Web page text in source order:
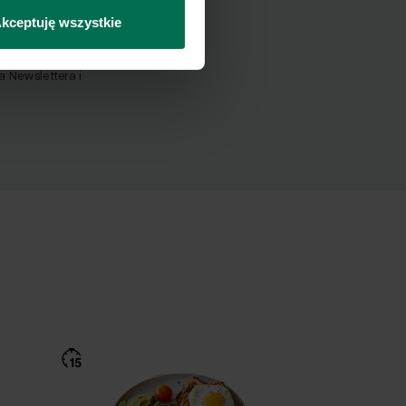
wszystkie
Wyślij
Newslettera i